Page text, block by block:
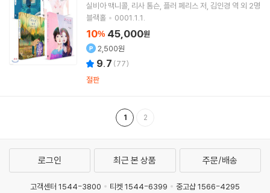
실비아 맥니콜 리사 톰슨 플러 페리스 저 김인경 역 외 2명
블랙홀
0001.1.1.
10% 45,000원
2,500원
9.7 (77)
절판
1 2
로그인 최근 본 상품 주문/배송
고객센터 1544-3800 티켓 1544-6399 중고샵 1566-4295